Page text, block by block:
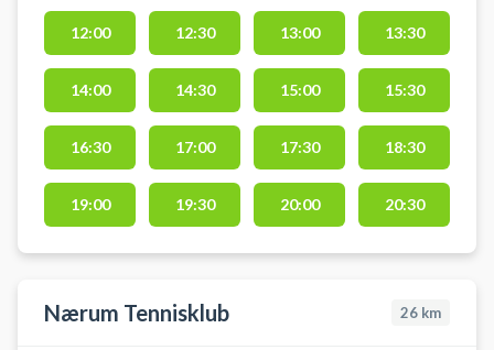
tennisbane og spil tennis i Holte
på grusbanerne på Carlsmindevej.
Der er mulighed for bad og
omklædning. Der findes gratis
parkering ved tennisbanen på
Carlsmindevej i Holte.
12:00 12:30 13:00 13:30
14:00 14:30 15:00 15:30
16:30 17:00 17:30 18:30
19:00 19:30 20:00 20:30
Nærum Tennisklub 26 km